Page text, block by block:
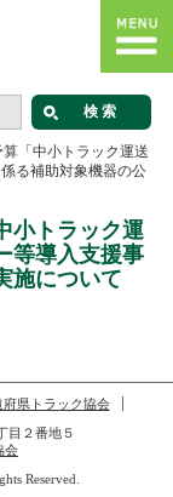
「中小トラック運送
る補助対象機器の公
小トラック運
等導入支援事
施について
府県トラック協会
２番地５
会
Reserved.